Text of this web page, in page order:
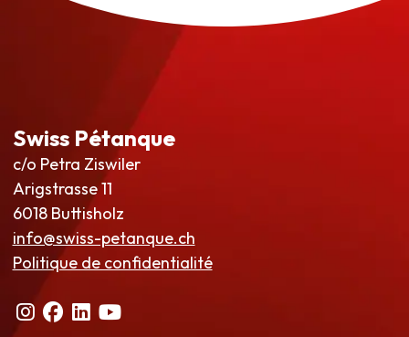
Swiss Pétanque
c/o Petra Ziswiler
Arigstrasse 11
6018 Buttisholz
info@swiss-petanque.ch
Politique de confidentialité